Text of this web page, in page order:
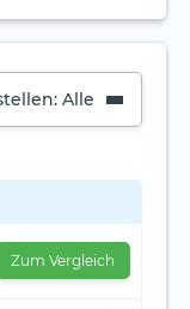
Alle
Zum Vergleich